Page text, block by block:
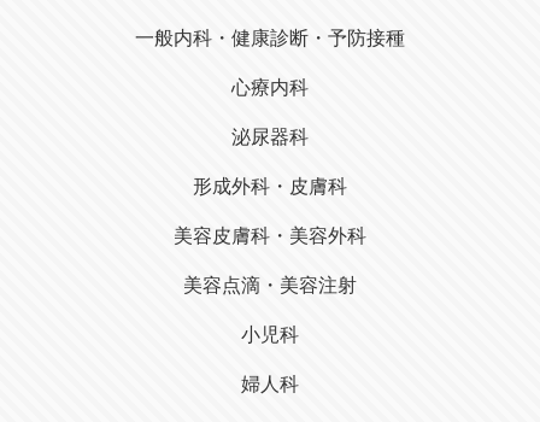
一般内科・健康診断・予防接種
心療内科
泌尿器科
形成外科・皮膚科
美容皮膚科・美容外科
美容点滴・美容注射
小児科
婦人科